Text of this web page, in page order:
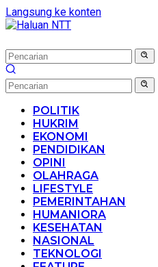
Langsung ke konten
POLITIK
HUKRIM
EKONOMI
PENDIDIKAN
OPINI
OLAHRAGA
LIFESTYLE
PEMERINTAHAN
HUMANIORA
KESEHATAN
NASIONAL
TEKNOLOGI